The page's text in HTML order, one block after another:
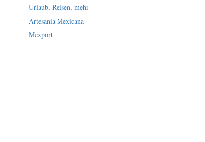
Urlaub, Reisen, mehr
Artesania Mexicana
Mexport